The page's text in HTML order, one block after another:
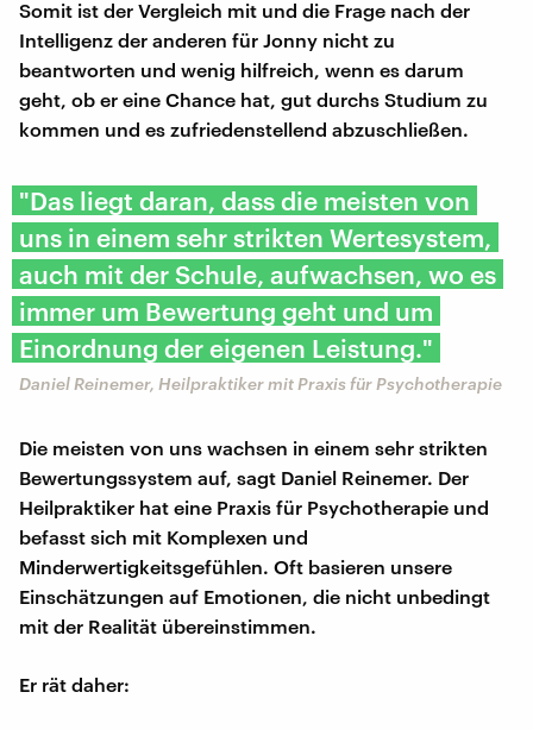
Somit ist der Vergleich mit und die Frage nach der
Intelligenz der anderen für Jonny nicht zu
beantworten und wenig hilfreich, wenn es darum
geht, ob er eine Chance hat, gut durchs Studium zu
kommen und es zufriedenstellend abzuschließen.
"Das liegt daran, dass die meisten von
uns in einem sehr strikten Wertesystem,
auch mit der Schule, aufwachsen, wo es
immer um Bewertung geht und um
Einordnung der eigenen Leistung."
Daniel Reinemer, Heilpraktiker mit Praxis für Psychotherapie
Die meisten von uns wachsen in einem sehr strikten
Bewertungssystem auf, sagt Daniel Reinemer. Der
Heilpraktiker hat eine Praxis für Psychotherapie und
befasst sich mit Komplexen und
Minderwertigkeitsgefühlen. Oft basieren unsere
Einschätzungen auf Emotionen, die nicht unbedingt
mit der Realität übereinstimmen.
Er rät daher: